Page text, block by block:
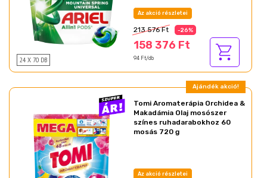
24 X 70 DB
Az akció részletei
213 576 Ft -26%
158 376 Ft
94 Ft/db
Ajándék akció!
Tomi Aromaterápia Orchidea &
Makadámia Olaj mosószer
színes ruhadarabokhoz 60
mosás 720 g
Az akció részletei